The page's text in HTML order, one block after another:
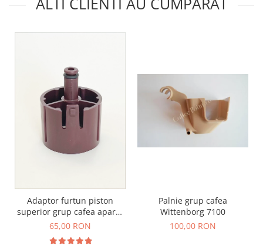
Adaptor furtun piston
superior grup cafea aparat
profesional Schaerer WMF
65,00 RON
Palnie grup cafea
Wittenborg 7100
100,00 RON